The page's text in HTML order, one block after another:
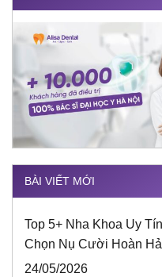
BÀI VIẾT MỚI
Top 5+ Nha Khoa Uy
Chọn Nụ Cười Hoàn
24/05/2026